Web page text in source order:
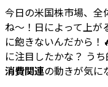
今日の米国株市場、全
ね〜！日によって上が
に飽きないんだから
に注目したかな？ う
消費関連の動きが気に